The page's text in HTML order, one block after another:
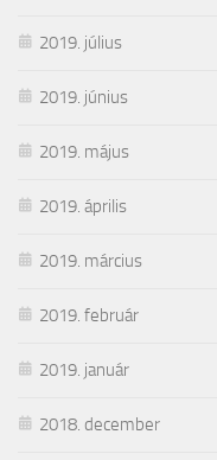
2019. július
2019. június
2019. május
2019. április
2019. március
2019. február
2019. január
2018. december